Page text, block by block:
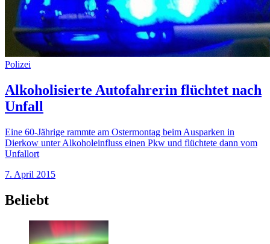
Polizei
Alkoholisierte Autofahrerin flüchtet nach
Unfall
Eine 60-Jährige rammte am Ostermontag beim Ausparken in
Dierkow unter Alkoholeinfluss einen Pkw und flüchtete dann vom
Unfallort
7. April 2015
Beliebt